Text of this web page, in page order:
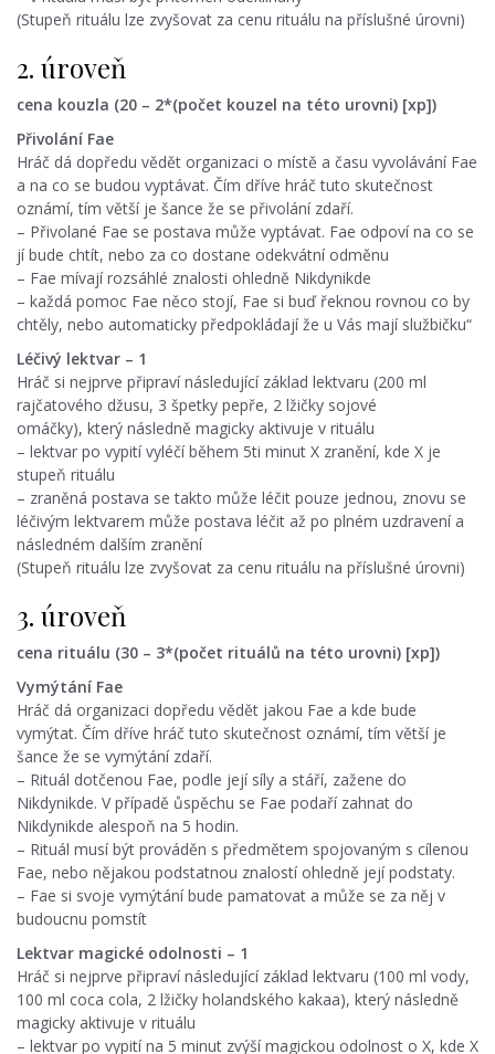
(Stupeň rituálu lze zvyšovat za cenu rituálu na příslušné úrovni)
2. úroveň
cena kouzla (20 – 2*(počet kouzel na této urovni) [xp])
Přivolání Fae
Hráč dá dopředu vědět organizaci o místě a času vyvolávání Fae
a na co se budou vyptávat. Čím dříve hráč tuto skutečnost
oznámí, tím větší je šance že se přivolání zdaří.
– Přivolané Fae se postava může vyptávat. Fae odpoví na co se
jí bude chtít, nebo za co dostane odekvátní odměnu
– Fae mívají rozsáhlé znalosti ohledně Nikdynikde
– každá pomoc Fae něco stojí, Fae si buď řeknou rovnou co by
chtěly, nebo automaticky předpokládají že u Vás mají službičku“
Léčivý lektvar – 1
Hráč si nejprve připraví následující základ lektvaru (200 ml
rajčatového džusu, 3 špetky pepře, 2 lžičky sojové
omáčky), který následně magicky aktivuje v rituálu
– lektvar po vypití vyléčí během 5ti minut X zranění, kde X je
stupeň rituálu
– zraněná postava se takto může léčit pouze jednou, znovu se
léčivým lektvarem může postava léčit až po plném uzdravení a
následném dalším zranění
(Stupeň rituálu lze zvyšovat za cenu rituálu na příslušné úrovni)
3. úroveň
cena rituálu (30 – 3*(počet rituálů na této urovni) [xp])
Vymýtání Fae
Hráč dá organizaci dopředu vědět jakou Fae a kde bude
vymýtat. Čím dříve hráč tuto skutečnost oznámí, tím větší je
šance že se vymýtání zdaří.
– Rituál dotčenou Fae, podle její síly a stáří, zažene do
Nikdynikde. V případě ůspěchu se Fae podaří zahnat do
Nikdynikde alespoň na 5 hodin.
– Rituál musí být prováděn s předmětem spojovaným s cílenou
Fae, nebo nějakou podstatnou znalostí ohledně její podstaty.
– Fae si svoje vymýtání bude pamatovat a může se za něj v
budoucnu pomstít
Lektvar magické odolnosti – 1
Hráč si nejprve připraví následující základ lektvaru (100 ml vody,
100 ml coca cola, 2 lžičky holandského kakaa), který následně
magicky aktivuje v rituálu
– lektvar po vypití na 5 minut zvýší magickou odolnost o X, kde X